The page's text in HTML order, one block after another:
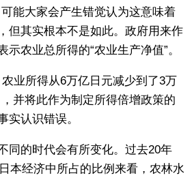
能大家会产生错觉认为这意味着
但其实根本不是如此。政府用来作
示农业总所得的“农业生产净值”。
业所得从6万亿日元减少到了3万
并将此作为制定所得倍增政策的
实认识错误。
同的时代会有所变化。过去20年
本经济中所占的比例来看，农林水